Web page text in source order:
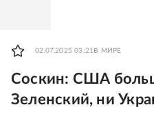
02.07.2025 03:21 В МИРЕ
Соскин: США
Зеленский, ни